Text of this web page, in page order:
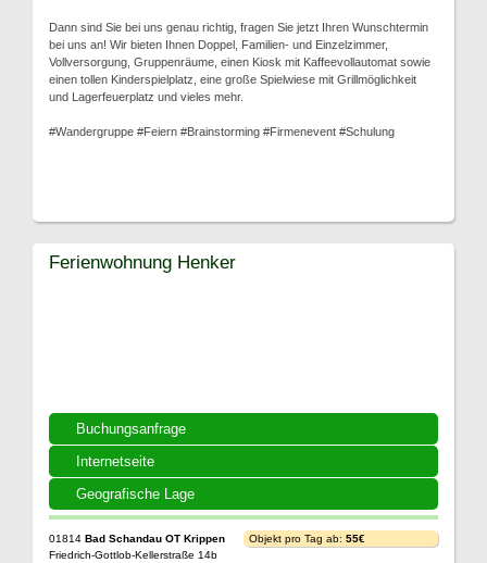
Dann sind Sie bei uns genau richtig, fragen Sie jetzt Ihren Wunschtermin
bei uns an! Wir bieten Ihnen Doppel, Familien- und Einzelzimmer,
Vollversorgung, Gruppenräume, einen Kiosk mit Kaffeevollautomat sowie
einen tollen Kinderspielplatz, eine große Spielwiese mit Grillmöglichkeit
und Lagerfeuerplatz und vieles mehr.
#Wandergruppe #Feiern #Brainstorming #Firmenevent #Schulung
Buchungsanfrage
Internetseite
Geografische Lage
Ferienwohnung Henker
01814 Bad Schandau OT Krippen
Friedrich-Gottlob-Kellerstraße 14b
Objekt pro Tag ab: 55€